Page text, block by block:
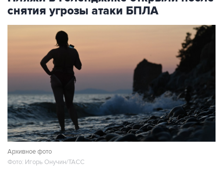
снятия угрозы атаки БПЛА
Архивное фото
Фото: Игорь Онучин/ТАСС